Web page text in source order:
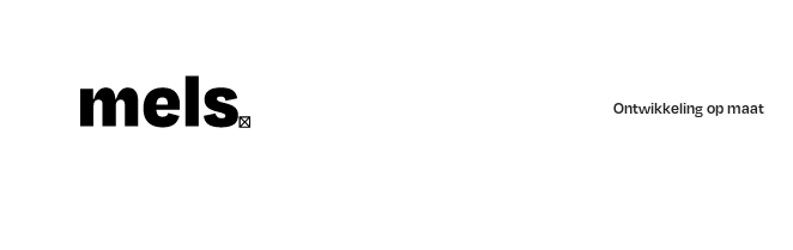
Ontwikkeling op maat